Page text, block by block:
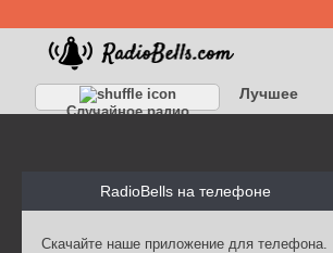
Случайное радио
Лучшее
RadioBells на телефоне
Скачайте наше приложение для телефона.